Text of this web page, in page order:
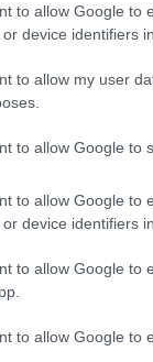
to allow Google to
device identifiers
to allow my user
to allow Google to
to allow Google to
device identifiers
to allow Google to
to allow Google to